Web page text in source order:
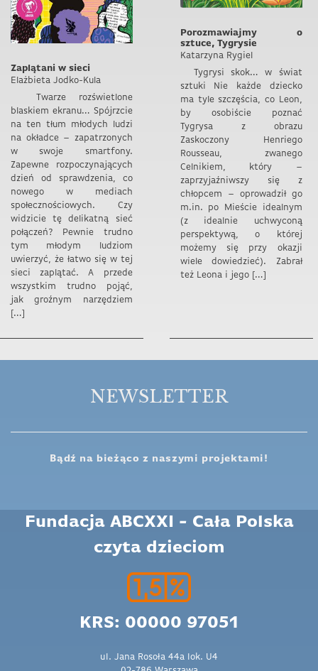
Zaplątani w sieci
Elażbieta Jodko-Kula
Twarze rozświetlone
blaskiem ekranu… Spójrzcie
na ten tłum młodych ludzi
na okładce – zapatrzonych
w swoje smartfony.
Zapewne rozpoczynających
dzień od sprawdzenia, co
nowego w mediach
społecznościowych. Czy
widzicie tę delikatną sieć
połączeń? Pewnie trudno
tym młodym ludziom
uwierzyć, że łatwo się w tej
sieci zaplątać. A przede
wszystkim trudno pojąć,
jak groźnym narzędziem
[…]
Porozmawiajmy o
sztuce, Tygrysie
Katarzyna Rygiel
Tygrysi skok… w świat
sztuki Nie każde dziecko
ma tyle szczęścia, co Leon,
by osobiście poznać
Tygrysa z obrazu
Zaskoczony Henriego
Rousseau, zwanego
Celnikiem, który –
zaprzyjaźniwszy się z
chłopcem – oprowadził go
m.in. po Mieście idealnym
(z idealnie uchwyconą
perspektywą, o której
możemy się przy okazji
wiele dowiedzieć). Zabrał
też Leona i jego […]
NEWSLETTER
Bądź na bieżąco z naszymi projektami!
Fundacja ABCXXI - Cała Polska
czyta dzieciom
KRS: 00000 97051
ul. Jana Rosoła 44a lok. U4